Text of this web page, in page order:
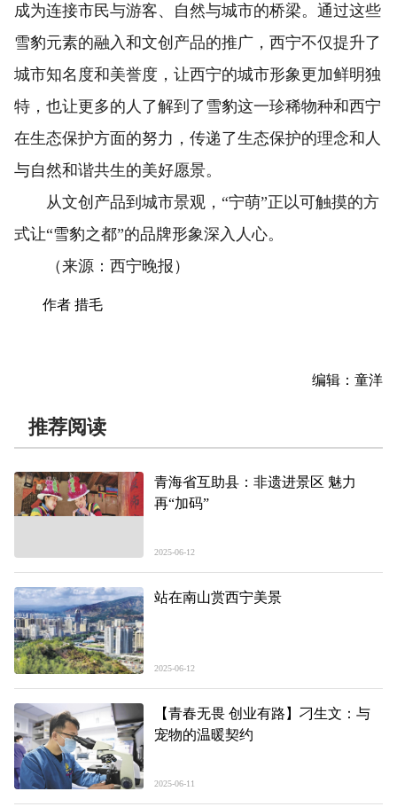
成为连接市民与游客、自然与城市的桥梁。通过这些
雪豹元素的融入和文创产品的推广，西宁不仅提升了
城市知名度和美誉度，让西宁的城市形象更加鲜明独
特，也让更多的人了解到了雪豹这一珍稀物种和西宁
在生态保护方面的努力，传递了生态保护的理念和人
与自然和谐共生的美好愿景。
从文创产品到城市景观，“宁萌”正以可触摸的方
式让“雪豹之都”的品牌形象深入人心。
（来源：西宁晚报）
作者 措毛
编辑：童洋
推荐阅读
青海省互助县：非遗进景区 魅力
再“加码”
2025-06-12
站在南山赏西宁美景
2025-06-12
【青春无畏 创业有路】刁生文：与
宠物的温暖契约
2025-06-11